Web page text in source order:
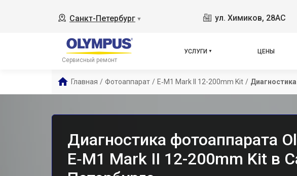
Санкт-Петербург ▼ ул. Химиков, 28АС
Сервисный ремонт
УСЛУГИ ЦЕНЫ
Главная / Фотоаппарат / E‑M1 Mark II 12-200mm Kit / Диагностика
Диагностика фотоаппарата
E‑M1 Mark II 12-200mm Kit в